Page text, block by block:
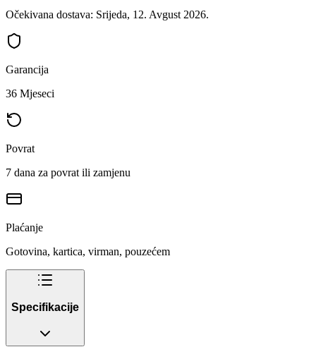
Očekivana dostava: Srijeda, 12. Avgust 2026.
Garancija
36 Mjeseci
Povrat
7 dana za povrat ili zamjenu
Plaćanje
Gotovina, kartica, virman, pouzećem
Specifikacije